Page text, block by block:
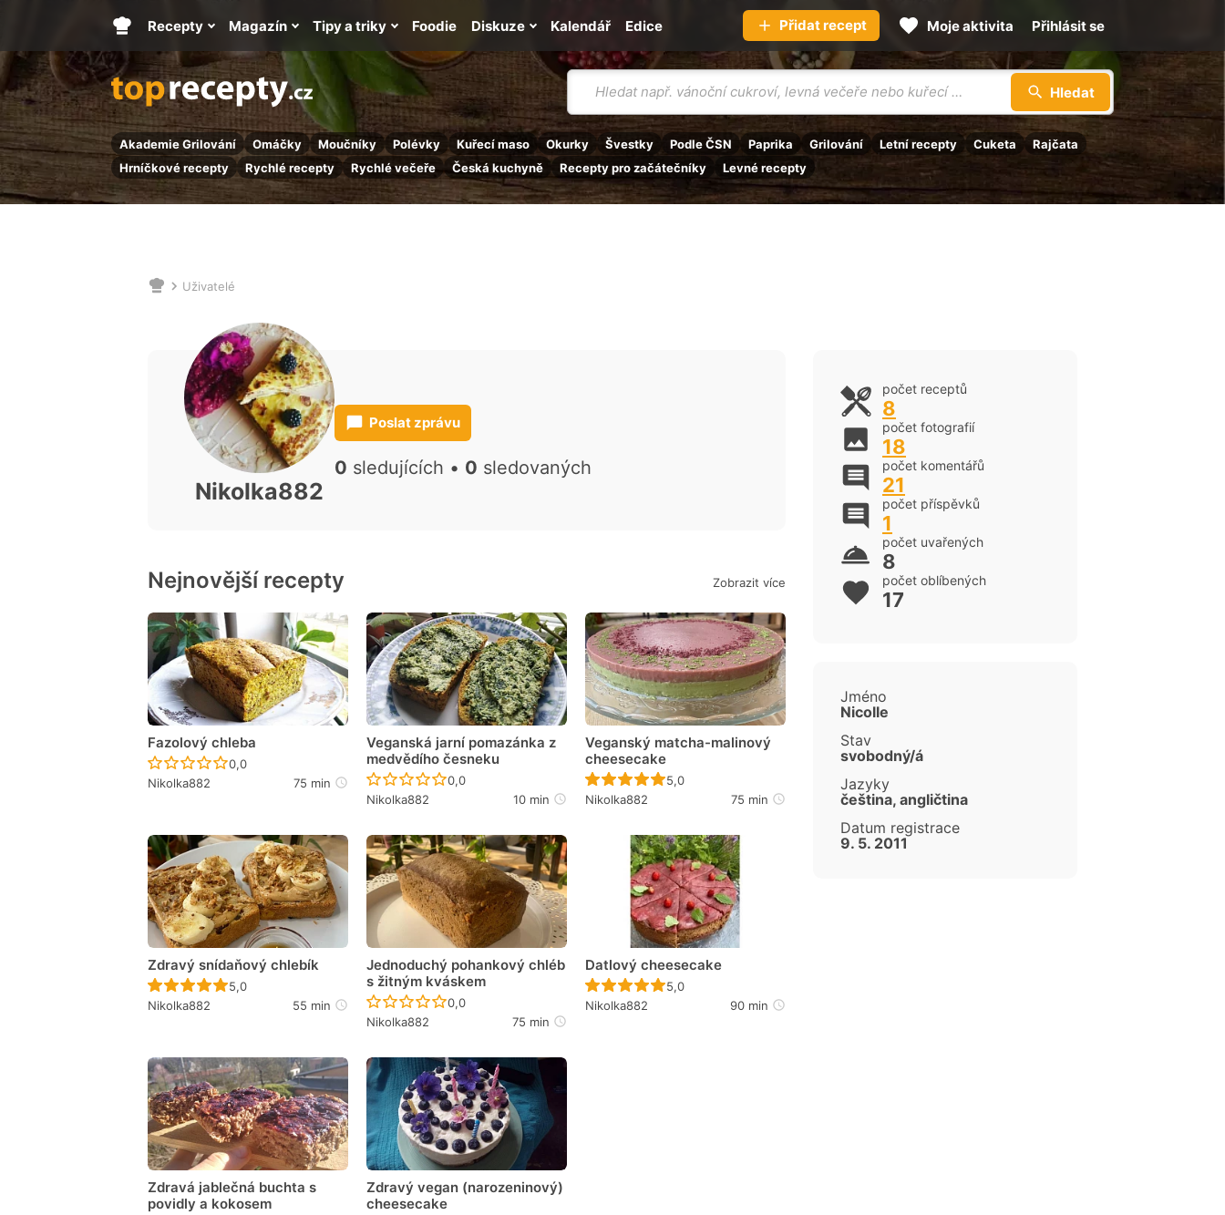
Vyhledávání
Hledat
Akademie Grilování Omáčky Moučníky Polévky Kuřecí maso Okurky Švestky Podle ČSN Paprika Grilování Letní recepty Cuketa
Rajčata
Hrníčkové recepty
Rychlé recepty Rychlé večeře Česká kuchyně Recepty pro začátečníky Levné recepty
Hlavní
stránka
Recepty Magazín Tipy a triky Kalendář
Foodie Diskuze Edice Přidat recept Moje aktivita Přihlásit se
NacházíteUživatelé
Nikolka882
Poslat zprávu
0 sledujících • 0 sledovaných
Nejnovější recepty Zobrazit více
Fazolový chleba
Recept ještě nebyl hodnocen
0,0
Nikolka882
75 min
Veganská jarní pomazánka z
medvědího česneku
Recept ještě nebyl hodnocen
0,0
Nikolka882
10 min
Veganský matcha-malinový
cheesecake
Recept ještě nebyl hodnocen
5,0
Nikolka882
75 min
Zdravý snídaňový chlebík
Recept ještě nebyl hodnocen
5,0
Nikolka882
55 min
Jednoduchý pohankový chléb
s žitným kváskem
Recept ještě nebyl hodnocen
0,0
Nikolka882
75 min
Datlový cheesecake
Recept ještě nebyl hodnocen
5,0
Nikolka882
90 min
Zdravá jablečná buchta s
povidly a kokosem
Zdravý vegan (narozeninový)
cheesecake
počet receptů
8
počet fotografií
18
počet komentářů
21
počet příspěvků
1
počet uvařených
8
počet oblíbených
17
Jméno
Nicolle
Stav
svobodný/á
Jazyky
čeština, angličtina
Datum registrace
9. 5. 2011